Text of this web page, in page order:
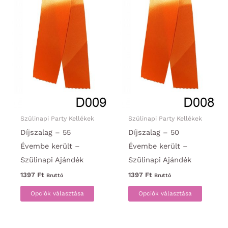
Szülinapi Party Kellékek
Díjszalag – 55
Évembe került –
Szülinapi Ajándék
1397 Ft Bruttó
Opciók választása
Ennek
a
Szülinapi Party Kellékek
Díjszalag – 50
Évembe került –
Szülinapi Ajándék
1397 Ft Bruttó
Opciók választása
Ennek
a